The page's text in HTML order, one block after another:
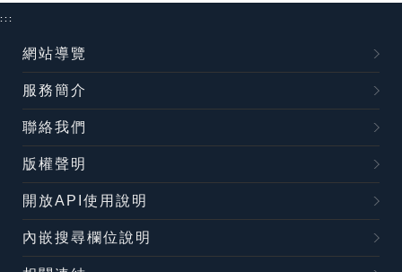
:::
網站導覽
服務簡介
聯絡我們
版權聲明
開放API使用說明
內嵌搜尋欄位說明